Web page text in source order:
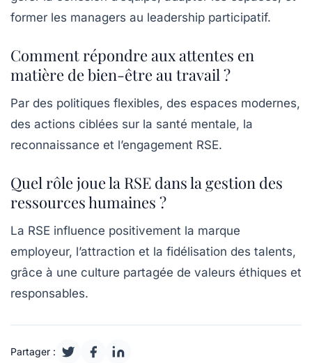
former les managers au leadership participatif.
Comment répondre aux attentes en
matière de bien-être au travail ?
Par des politiques flexibles, des espaces modernes,
des actions ciblées sur la santé mentale, la
reconnaissance et l’engagement RSE.
Quel rôle joue la RSE dans la gestion des
ressources humaines ?
La RSE influence positivement la marque
employeur, l’attraction et la fidélisation des talents,
grâce à une culture partagée de valeurs éthiques et
responsables.
Partager :